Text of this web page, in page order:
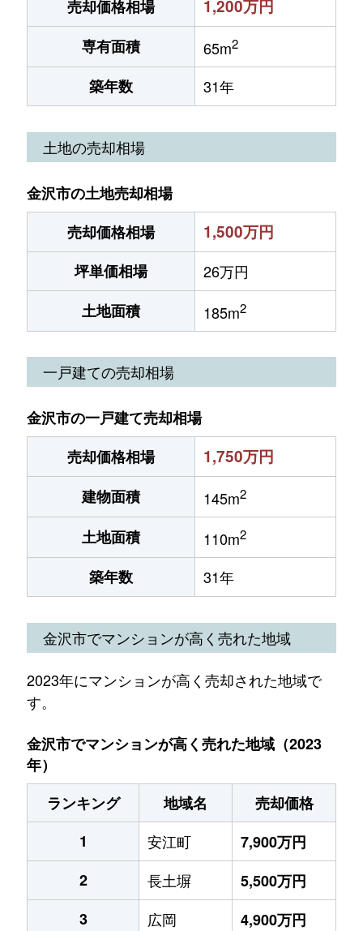
売却価格相場 1,200万円
専有面積 65m2
築年数 31年
土地の売却相場
金沢市の土地売却相場
売却価格相場
1,500万円
坪単価相場
26万円
土地面積
185m2
一戸建ての売却相場
金沢市の一戸建て売却相場
売却価格相場
1,750万円
建物面積 145m2
土地面積 110m2
築年数 31年
金沢市でマンションが高く売れた地域
2023年にマンションが高く売却された地域で
す。
金沢市でマンションが高く売れた地域（2023
年）
ランキング
地域名
売却価格
1
安江町
7,900万円
2
長土塀
5,500万円
3
広岡
4,900万円